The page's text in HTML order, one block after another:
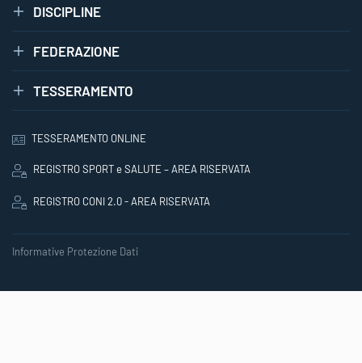
DISCIPLINE
FEDERAZIONE
TESSERAMENTO
TESSERAMENTO ONLINE
REGISTRO SPORT e SALUTE – AREA RISERVATA
REGISTRO CONI 2.0 - AREA RISERVATA
Informative Protezione Dati